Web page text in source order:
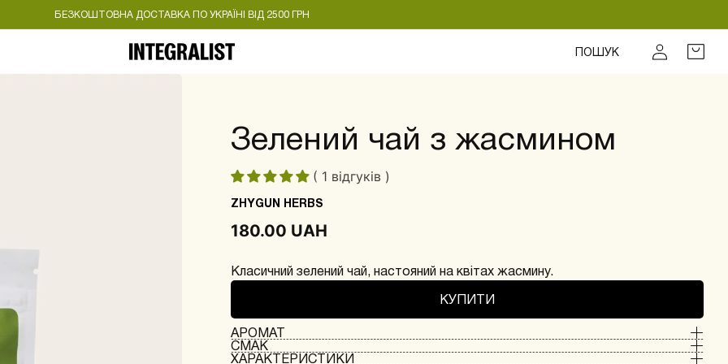
БЕЗКОШТОВНА ДОСТАВКА ПО УКРАЇНІ ВІД 2500 ГРН
ПОШУК Вхід Кошик
Зелений чай з жасмином
( 1 відгуків )
ZHYGUN HERBS
180.00 UAH
Класичний зелений чай, настояний на квітах жасмину.
КУПИТИ
АРОМАТ
Легкий, запашний та освіжаючий.
СМАК
ХАРАКТЕРИСТИКИ